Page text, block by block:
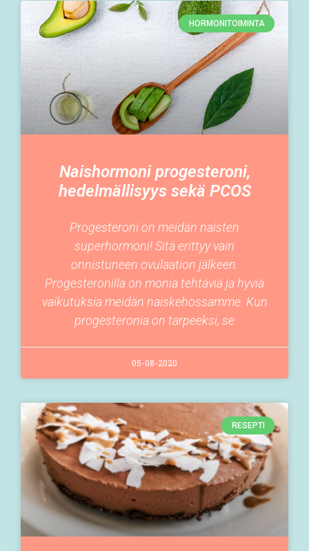
HORMONITOIMINTA
Naishormoni progesteroni,
hedelmällisyys sekä PCOS
Progesteroni on meidän naisten
superhormoni! Sitä erittyy vain
onnistuneen ovulaation jälkeen.
Progesteronilla on monia tehtäviä ja hyviä
vaikutuksia meidän naiskehossamme. Kun
progesteronia on tarpeeksi, se
05-08-2020
RESEPTI